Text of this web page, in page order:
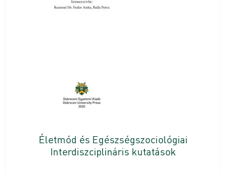
Életmód és Egészségszociológiai
Interdiszciplináris kutatások